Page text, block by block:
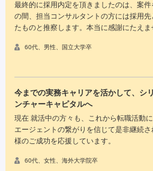
最終的に採用内定を頂きましたのは、案
の間、担当コンサルタントの方には採用
たものと推察します。本当に感謝にたえま
60代、男性、国立大学卒
今までの実務キャリアを活かして、シ
ンチャーキャピタルへ
現在 就活中の方々も、これから転職活動
エージェントの繋がりを信じて是非継続
様のご成功を応援しています。
60代、女性、海外大学院卒